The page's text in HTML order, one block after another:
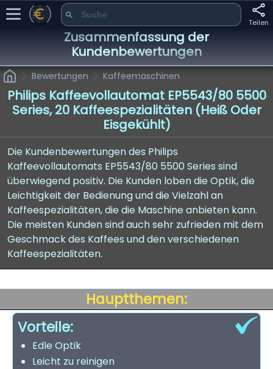
Teilen
Zusammenfassung der
Kundenbewertungen
Bewertungen Kaffeemaschinen
Philips Kaffeevollautomat EP5543/80 5500
Series, 20 Kaffeespezialitäten (heiß Oder
Eisgekühlt)
Die Kundenbewertungen des Philips
Kaffeevollautomats EP5543/80 5500 Series sind
überwiegend positiv. Die Kunden loben die Optik, die
Leichtigkeit der Bedienung und die Vielzahl an
Kaffeespezialitäten, die die Maschine anbieten kann.
Die meisten Kunden sind auch sehr zufrieden mit dem
Geschmack des Kaffees und den verschiedenen
Kaffeespezialitäten.
Hauptthemen:
Vorteile:
Edle Optik
Leicht zu reinigen